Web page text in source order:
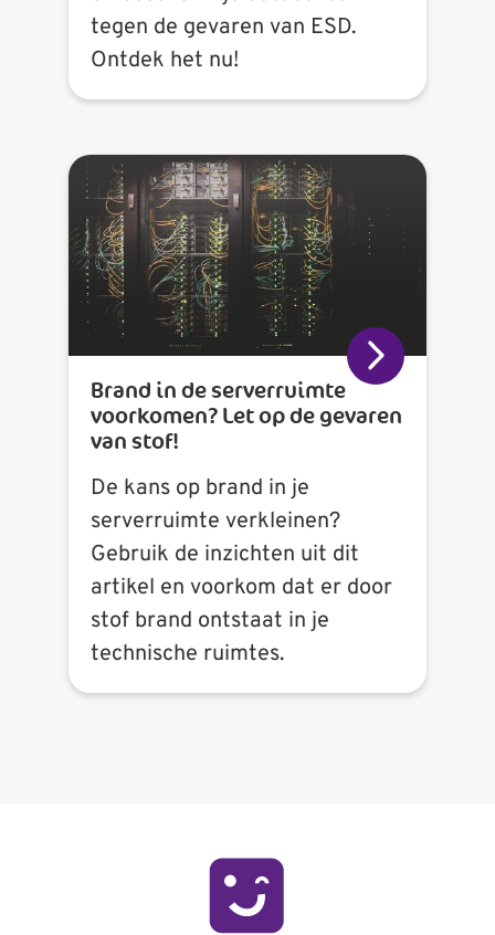
tegen de gevaren van ESD.
Ontdek het nu!
Brand in de serverruimte
voorkomen? Let op de gevaren
van stof!
De kans op brand in je
serverruimte verkleinen?
Gebruik de inzichten uit dit
artikel en voorkom dat er door
stof brand ontstaat in je
technische ruimtes.